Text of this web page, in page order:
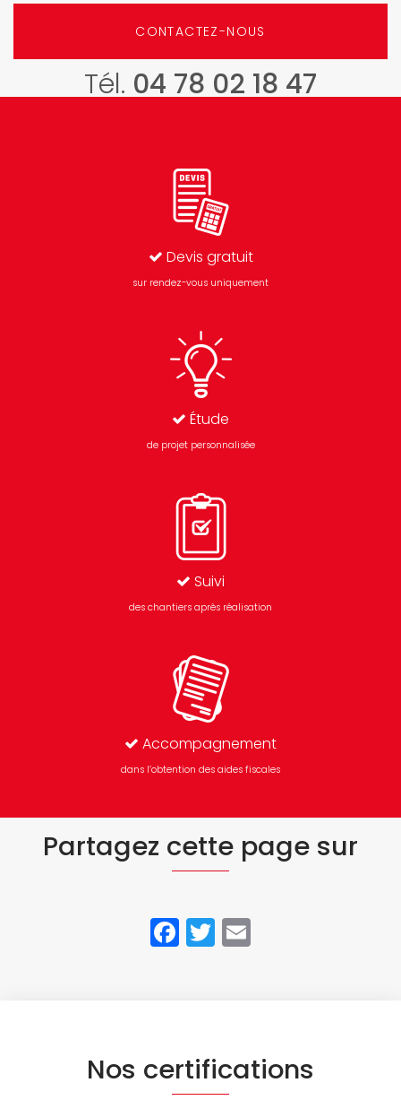
CONTACTEZ-NOUS
Tél. 04 78 02 18 47
Devis gratuit
sur rendez-vous uniquement
Étude
de projet personnalisée
Suivi
des chantiers après réalisation
Accompagnement
dans l’obtention des aides fiscales
Partagez cette page sur
Facebook
Twitter
Nos certifications